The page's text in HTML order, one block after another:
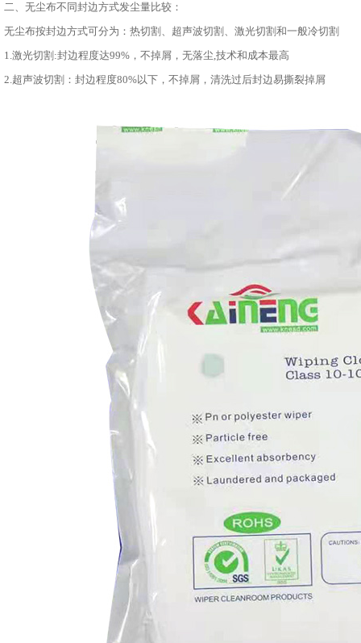
二、无尘布不同封边方式发尘量比较：
无尘布按封边方式可分为：热切割、超声波切割、激光切割和一般冷切割
1.激光切割:封边程度达99%，不掉屑，无落尘,技术和成本最高
2.超声波切割：封边程度80%以下，不掉屑，清洗过后封边易撕裂掉屑